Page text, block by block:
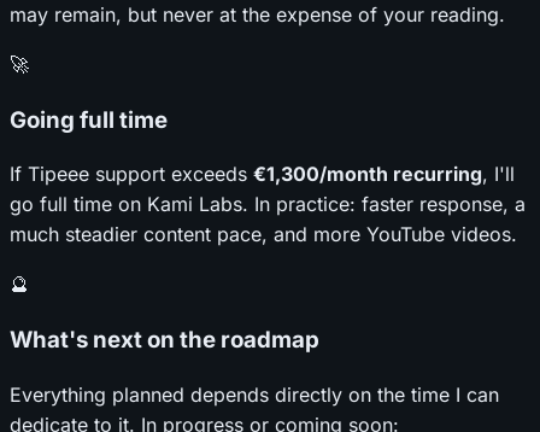
may remain, but never at the expense of your reading.
🚀
Going full time
If Tipeee support exceeds €1,300/month recurring, I'll
go full time on Kami Labs. In practice: faster response, a
much steadier content pace, and more YouTube videos.
🔮
What's next on the roadmap
Everything planned depends directly on the time I can
dedicate to it. In progress or coming soon: